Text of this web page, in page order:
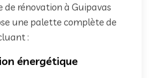
de rénovation à Guipavas
une palette complète de
:
énergétique